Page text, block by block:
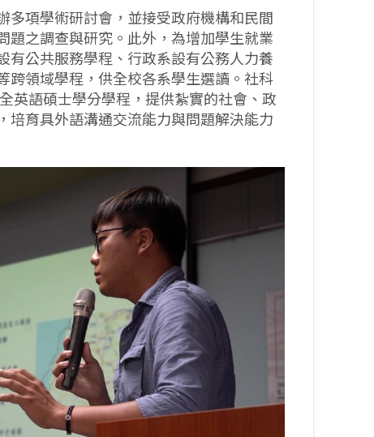
多項學術研討會，並接受政府機構和民間
題之調查與研究。此外，為增加學生就業
有公共服務學程、行政系設有公務人力養
跨領域學程，供全校各系學生選讀。社科
英語碩士學分學程，提供紮實的社會、政
培育具外語溝通交流能力與問題解決能力